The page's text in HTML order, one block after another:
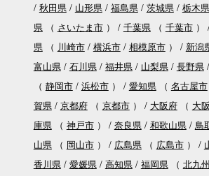
秋田県
山形県 福島県 茨城県 栃木県
県（ さいたま市） 千葉県（ 千葉市）
県（ 川崎市 横浜市 相模原市） 新潟
富山県
石川県 福井県 山梨県 長野県
（ 静岡市 浜松市） 愛知県（ 名古屋市
賀県
京都府（ 京都市） 大阪府（ 大
庫県（ 神戸市） 奈良県 和歌山県 鳥
山県（ 岡山市） 広島県（ 広島市）
香川県
愛媛県 高知県 福岡県（ 北九